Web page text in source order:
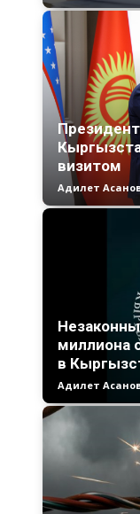
визитом
Адилет
миллиона
в
Адилет